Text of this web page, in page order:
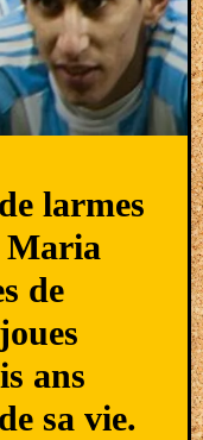
larmes
Maria
de
ans
sa vie.